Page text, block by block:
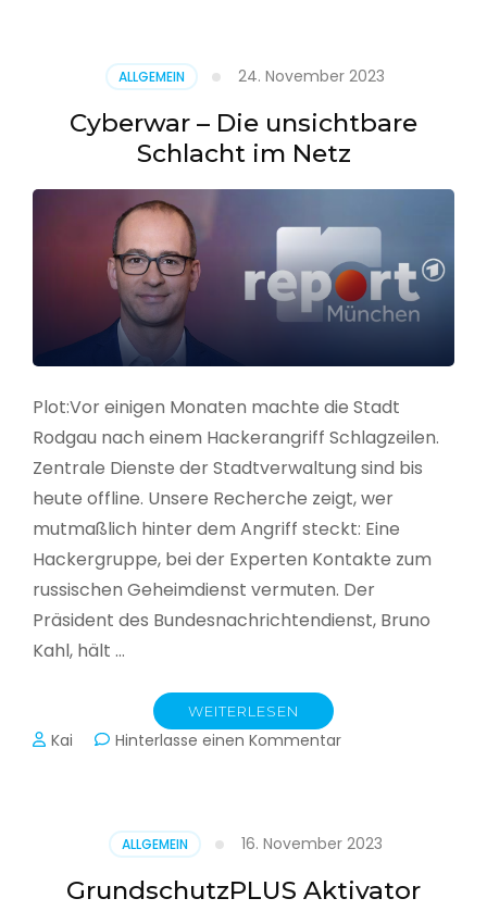
ALLGEMEIN 24. November 2023
Cyberwar – Die unsichtbare
Schlacht im Netz
Plot:Vor einigen Monaten machte die Stadt
Rodgau nach einem Hackerangriff Schlagzeilen.
Zentrale Dienste der Stadtverwaltung sind bis
heute offline. Unsere Recherche zeigt, wer
mutmaßlich hinter dem Angriff steckt: Eine
Hackergruppe, bei der Experten Kontakte zum
russischen Geheimdienst vermuten. Der
Präsident des Bundesnachrichtendienst, Bruno
Kahl, hält …
WEITERLESEN
Kai Hinterlasse einen Kommentarzu
Schlacht
im
Netz
ALLGEMEIN 16. November 2023
GrundschutzPLUS Aktivator